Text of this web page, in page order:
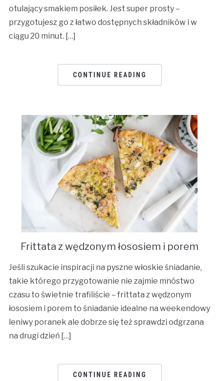
otulający smakiem posiłek. Jest super prosty –
przygotujesz go z łatwo dostępnych składników i w
ciągu 20 minut. […]
CONTINUE READING
Frittata z wędzonym łososiem i porem
Jeśli szukacie inspiracji na pyszne włoskie śniadanie,
takie którego przygotowanie nie zajmie mnóstwo
czasu to świetnie trafiliście – frittata z wędzonym
łososiem i porem to śniadanie idealne na weekendowy
leniwy poranek ale dobrze się też sprawdzi odgrzana
na drugi dzień […]
CONTINUE READING